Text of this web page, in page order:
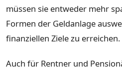
müssen sie entweder mehr
Formen der Geldanlage
finanziellen Ziele zu erreichen.
Auch für Rentner und